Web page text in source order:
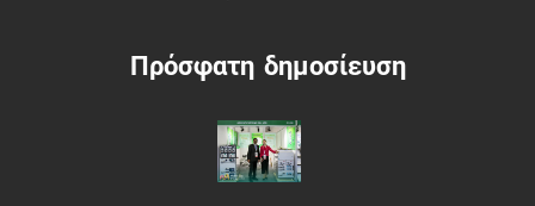
Πρόσφατη δημοσίευση